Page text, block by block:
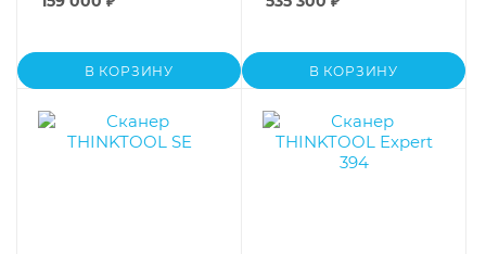
В КОРЗИНУ В КОРЗИНУ